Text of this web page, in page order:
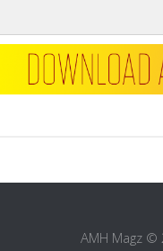
AMH Magz ©